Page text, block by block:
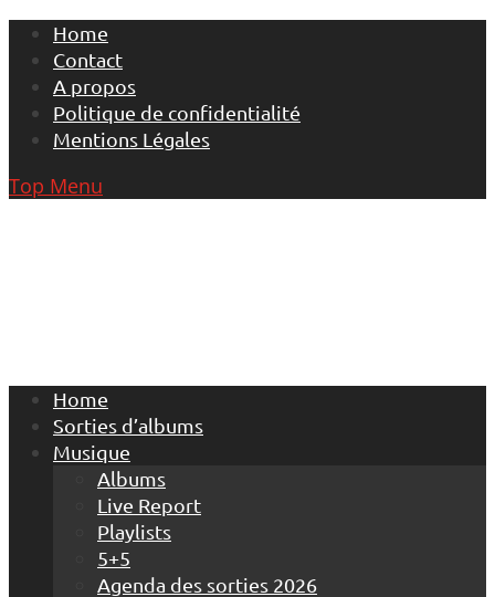
Skip
content
Home
Contact
A propos
Politique de confidentialité
Mentions Légales
Top Menu
Home
Sorties d’albums
Musique
Albums
Live Report
Playlists
5+5
Agenda des sorties 2026